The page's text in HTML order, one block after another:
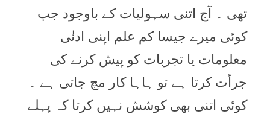
تھی ۔ آج اتنی سہولیات کے باوجود جب
کوئی میرے جیسا کم علم اپنی ادنٰی
معلومات یا تجربات کو پیش کرنے کی
جرأت کرتا ہے تو ہاہا کار مچ جاتی ہے ۔
کوئی اتنی بھی کوشش نہیں کرتا کہ پہلے